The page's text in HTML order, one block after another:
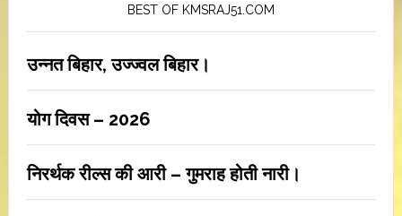
BEST OF KMSRAJ51.COM
उन्नत बिहार, उज्ज्वल बिहार।
योग दिवस – 2026
निरर्थक रील्स की आरी – गुमराह होती नारी।